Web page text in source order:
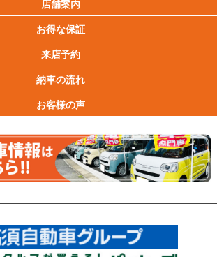
店舗案内
お得な保証
来店予約
納車の流れ
お客様の声